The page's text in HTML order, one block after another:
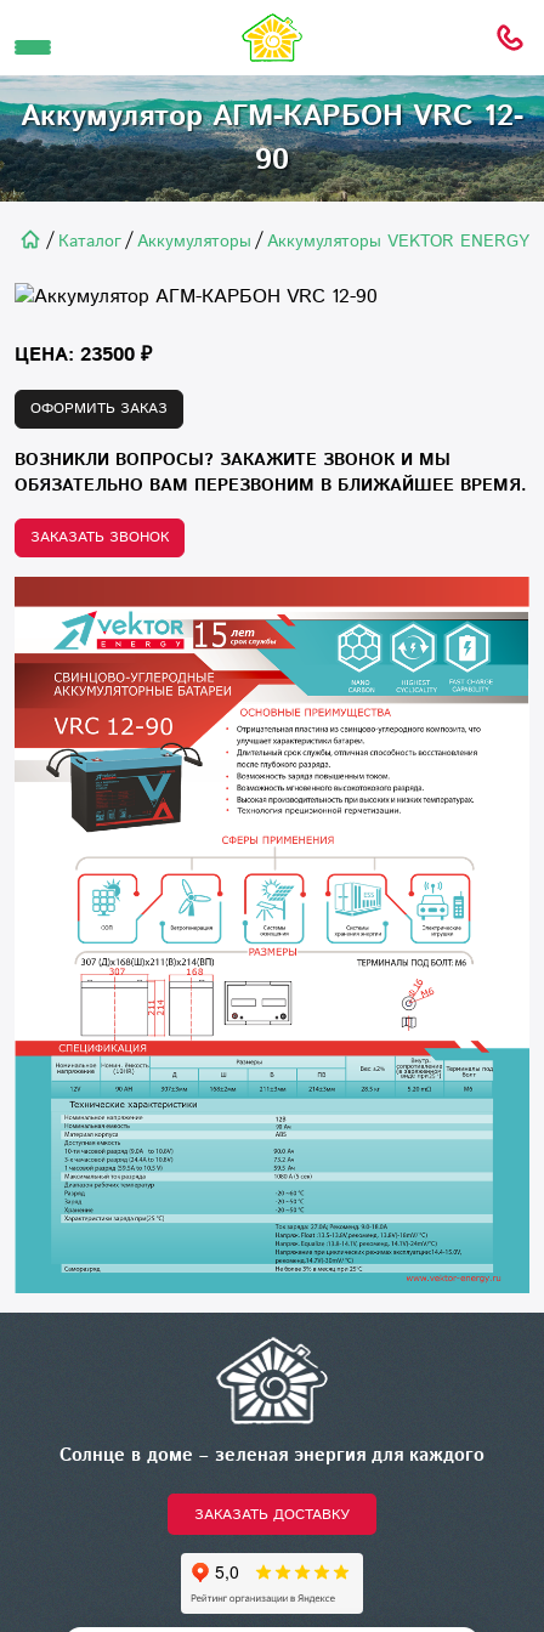
Аккумулятор АГМ-КАРБОН VRC 12-
90
/ Каталог/Аккумуляторы /Аккумуляторы VEKTOR ENERGY
ЦЕНА: 23500 ₽
ОФОРМИТЬ ЗАКАЗ
ВОЗНИКЛИ ВОПРОСЫ? ЗАКАЖИТЕ ЗВОНОК И МЫ
ОБЯЗАТЕЛЬНО ВАМ ПЕРЕЗВОНИМ В БЛИЖАЙШЕЕ ВРЕМЯ.
ЗАКАЗАТЬ ЗВОНОК
Солнце в доме – зеленая энергия для каждого
ЗАКАЗАТЬ ДОСТАВКУ